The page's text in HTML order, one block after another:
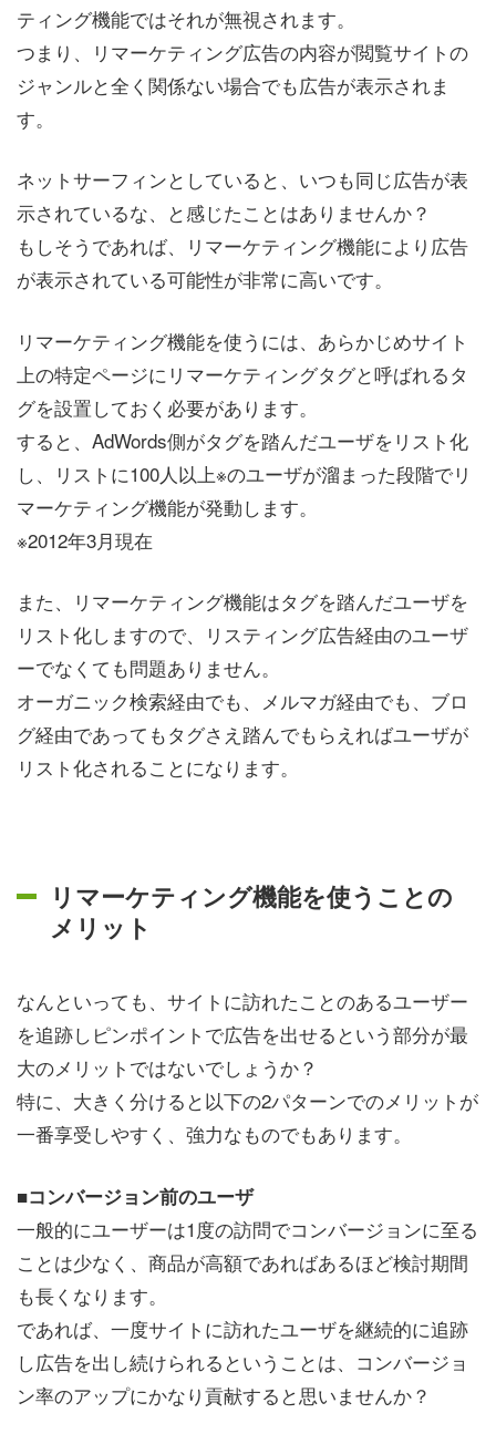
ティング機能ではそれが無視されます。
つまり、リマーケティング広告の内容が閲覧サイトの
ジャンルと全く関係ない場合でも広告が表示されま
す。
ネットサーフィンとしていると、いつも同じ広告が表
示されているな、と感じたことはありませんか？
もしそうであれば、リマーケティング機能により広告
が表示されている可能性が非常に高いです。
リマーケティング機能を使うには、あらかじめサイト
上の特定ページにリマーケティングタグと呼ばれるタ
グを設置しておく必要があります。
すると、AdWords側がタグを踏んだユーザをリスト化
し、リストに100人以上※のユーザが溜まった段階でリ
マーケティング機能が発動します。
※2012年3月現在
また、リマーケティング機能はタグを踏んだユーザを
リスト化しますので、リスティング広告経由のユーザ
ーでなくても問題ありません。
オーガニック検索経由でも、メルマガ経由でも、ブロ
グ経由であってもタグさえ踏んでもらえればユーザが
リスト化されることになります。
リマーケティング機能を使うことの
メリット
なんといっても、サイトに訪れたことのあるユーザー
を追跡しピンポイントで広告を出せるという部分が最
大のメリットではないでしょうか？
特に、大きく分けると以下の2パターンでのメリットが
一番享受しやすく、強力なものでもあります。
■コンバージョン前のユーザ
一般的にユーザーは1度の訪問でコンバージョンに至る
ことは少なく、商品が高額であればあるほど検討期間
も長くなります。
であれば、一度サイトに訪れたユーザを継続的に追跡
し広告を出し続けられるということは、コンバージョ
ン率のアップにかなり貢献すると思いませんか？